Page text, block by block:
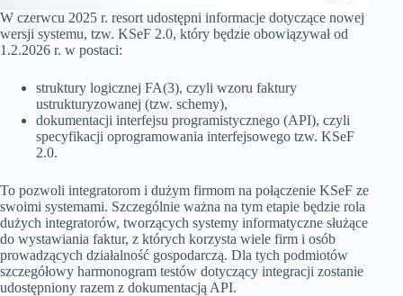
W czerwcu 2025 r. resort udostępni informacje dotyczące nowej
wersji systemu, tzw. KSeF 2.0, który będzie obowiązywał od
1.2.2026 r. w postaci:
struktury logicznej FA(3), czyli wzoru faktury
ustrukturyzowanej (tzw. schemy),
dokumentacji interfejsu programistycznego (API), czyli
specyfikacji oprogramowania interfejsowego tzw. KSeF
2.0.
To pozwoli integratorom i dużym firmom na połączenie KSeF ze
swoimi systemami. Szczególnie ważna na tym etapie będzie rola
dużych integratorów, tworzących systemy informatyczne służące
do wystawiania faktur, z których korzysta wiele firm i osób
prowadzących działalność gospodarczą. Dla tych podmiotów
szczegółowy harmonogram testów dotyczący integracji zostanie
udostępniony razem z dokumentacją API.